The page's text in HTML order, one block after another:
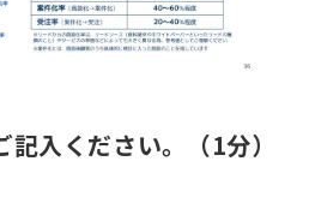
入ください。（1分）